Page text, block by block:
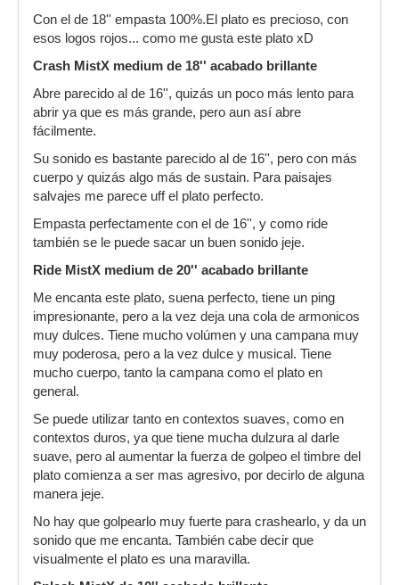
exquisito.
esta misma familia, en mente.
Gracias Barajas, se agradece el currazo que te
has pegado. Eres un crack.
Esta, recién desembalado, en un face to face
con el antiguo morador. Se puede ver un vacío
[ Imagen externa no disponible ]
Esta otra, en un descuido del Saluda, el Paiste
campo es el factor campo) y podéis ver como le
mete un bocado en toda la yugular, a la vez que
le mete el dedo por el ojal con un saliente de la
campana.
[ Imagen externa no disponible ]
En esta otra podéis verlo en la que será su casa
durante muuucho tiempo, espero, con el resto
de la Santa Compaña. ¿Dónde está Wally?
[ Imagen externa no disponible ]
esperar, viniendo de quien viene.
[ Imagen externa no disponible ]
Con el de 18'' empasta 100%.El plato es precioso, con
esos logos rojos... como me gusta este plato xD
Crash MistX medium de 18'' acabado brillante
Abre parecido al de 16'', quizás un poco más lento para
abrir ya que es más grande, pero aun así abre
fácilmente.
Su sonido es bastante parecido al de 16'', pero con más
cuerpo y quizás algo más de sustain. Para paisajes
salvajes me parece uff el plato perfecto.
Empasta perfectamente con el de 16'', y como ride
también se le puede sacar un buen sonido jeje.
Ride MistX medium de 20'' acabado brillante
Me encanta este plato, suena perfecto, tiene un ping
impresionante, pero a la vez deja una cola de armonicos
muy dulces. Tiene mucho volúmen y una campana muy
muy poderosa, pero a la vez dulce y musical. Tiene
mucho cuerpo, tanto la campana como el plato en
general.
Se puede utilizar tanto en contextos suaves, como en
contextos duros, ya que tiene mucha dulzura al darle
suave, pero al aumentar la fuerza de golpeo el timbre del
plato comienza a ser mas agresivo, por decirlo de alguna
manera jeje.
No hay que golpearlo muy fuerte para crashearlo, y da un
sonido que me encanta. También cabe decir que
visualmente el plato es una maravilla.